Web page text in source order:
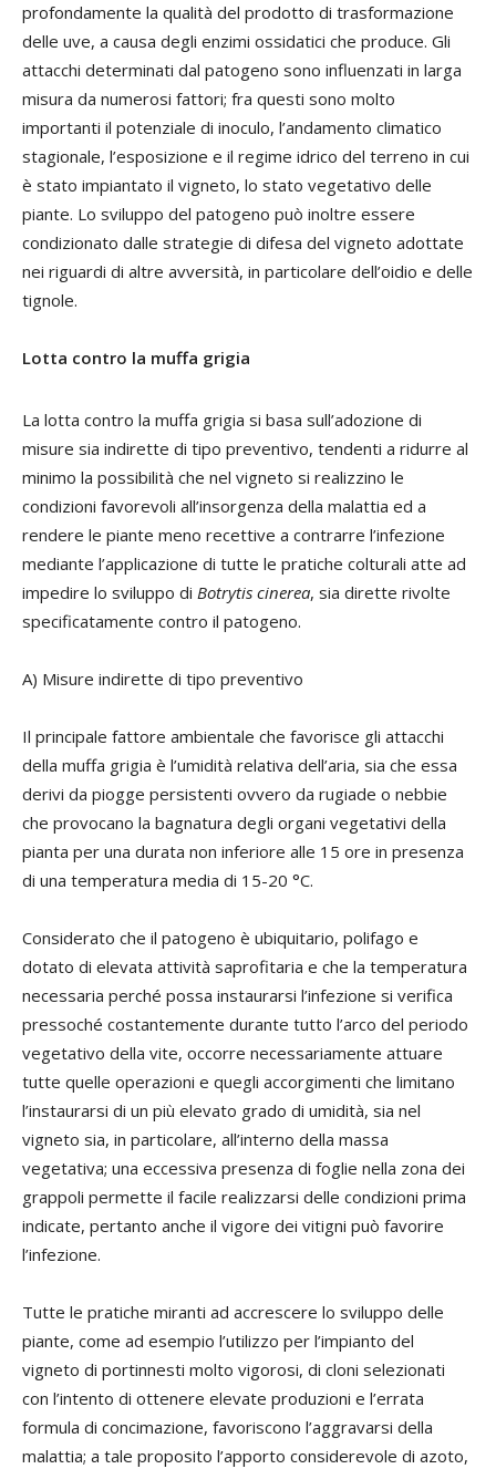
profondamente la qualità del prodotto di trasformazione
delle uve, a causa degli enzimi ossidatici che produce. Gli
attacchi determinati dal patogeno sono influenzati in larga
misura da numerosi fattori; fra questi sono molto
importanti il potenziale di inoculo, l’andamento climatico
stagionale, l’esposizione e il regime idrico del terreno in cui
è stato impiantato il vigneto, lo stato vegetativo delle
piante. Lo sviluppo del patogeno può inoltre essere
condizionato dalle strategie di difesa del vigneto adottate
nei riguardi di altre avversità, in particolare dell’oidio e delle
tignole.
Lotta contro la muffa grigia
La lotta contro la muffa grigia si basa sull’adozione di
misure sia indirette di tipo preventivo, tendenti a ridurre al
minimo la possibilità che nel vigneto si realizzino le
condizioni favorevoli all’insorgenza della malattia ed a
rendere le piante meno recettive a contrarre l’infezione
mediante l’applicazione di tutte le pratiche colturali atte ad
impedire lo sviluppo di Botrytis cinerea, sia dirette rivolte
specificatamente contro il patogeno.
A) Misure indirette di tipo preventivo
Il principale fattore ambientale che favorisce gli attacchi
della muffa grigia è l’umidità relativa dell’aria, sia che essa
derivi da piogge persistenti ovvero da rugiade o nebbie
che provocano la bagnatura degli organi vegetativi della
pianta per una durata non inferiore alle 15 ore in presenza
di una temperatura media di 15-20 °C.
Considerato che il patogeno è ubiquitario, polifago e
dotato di elevata attività saprofitaria e che la temperatura
necessaria perché possa instaurarsi l’infezione si verifica
pressoché costantemente durante tutto l’arco del periodo
vegetativo della vite, occorre necessariamente attuare
tutte quelle operazioni e quegli accorgimenti che limitano
l’instaurarsi di un più elevato grado di umidità, sia nel
vigneto sia, in particolare, all’interno della massa
vegetativa; una eccessiva presenza di foglie nella zona dei
grappoli permette il facile realizzarsi delle condizioni prima
indicate, pertanto anche il vigore dei vitigni può favorire
l’infezione.
Tutte le pratiche miranti ad accrescere lo sviluppo delle
piante, come ad esempio l’utilizzo per l’impianto del
vigneto di portinnesti molto vigorosi, di cloni selezionati
con l’intento di ottenere elevate produzioni e l’errata
formula di concimazione, favoriscono l’aggravarsi della
malattia; a tale proposito l’apporto considerevole di azoto,